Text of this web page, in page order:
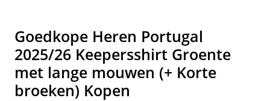
Goedkope Heren Portugal
2025/26 Keepersshirt Groente
met lange mouwen (+ Korte
broeken) Kopen